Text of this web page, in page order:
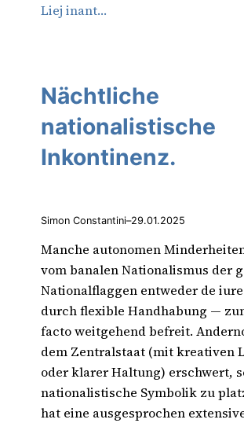
Liej inant…
Nächtliche
nationalistische
Inkontinenz.
Simon Constantini–29.01.2025
Manche autonomen
vom banalen Nationalismus der
Nationalflaggen entweder de
durch flexible Handhabung —
facto weitgehend befreit.
dem Zentralstaat (mit kreativen
oder klarer Haltung) erschwert,
nationalistische Symbolik zu
hat eine ausgesprochen